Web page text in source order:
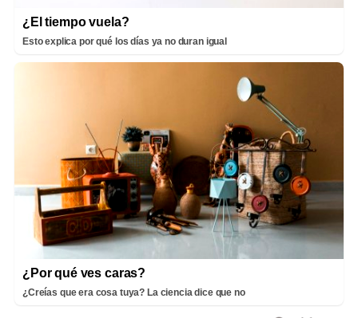
¿El tiempo vuela?
Esto explica por qué los días ya no duran igual
¿Por qué ves caras?
¿Creías que era cosa tuya? La ciencia dice que no